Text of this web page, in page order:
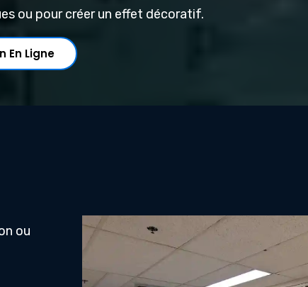
ou pour créer un effet décoratif.
En Ligne
ou